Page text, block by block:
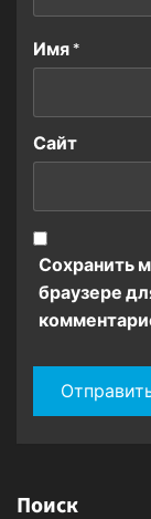
Имя*
Сайт
Сохранить
браузере
Поиск